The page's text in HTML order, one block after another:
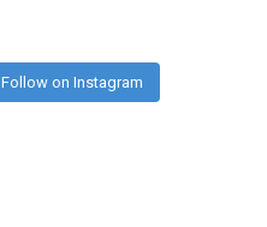
Follow on Instagram